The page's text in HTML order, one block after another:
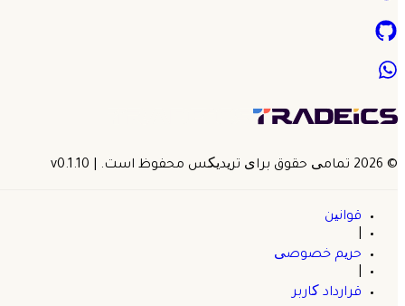
©
2026 تمامی حقوق برای تریدیکس محفوظ است.| v
0.1.10
قوانین
حریم خصوصی
قرارداد کاربر